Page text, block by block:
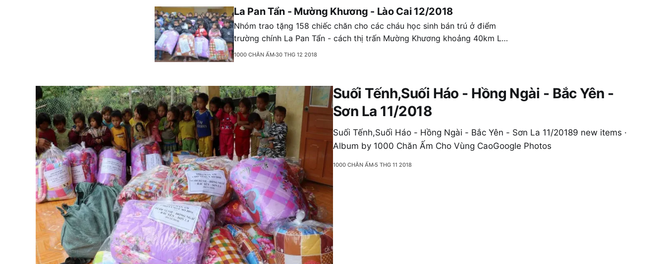
La Pan Tẩn - Mường Khương - Lào Cai 12/2018
Nhóm trao tặng 158 chiếc chăn cho các cháu học sinh bán trú ở điểm
trường chính La Pan Tẩn - cách thị trấn Mường Khương khoảng 40km La
Pan Tẩn - Mường Khương - Lào Cai 12/201812 new items · Album by 1000
1000 CHĂN ẤM 30 THG 12 2018
Suối Tếnh,Suối Háo - Hồng Ngài - Bắc Yên -
Sơn La 11/2018
Suối Tếnh,Suối Háo - Hồng Ngài - Bắc Yên - Sơn La 11/20189 new items ·
Album by 1000 Chăn Ấm Cho Vùng CaoGoogle Photos
1000 CHĂN ẤM 5 THG 11 2018